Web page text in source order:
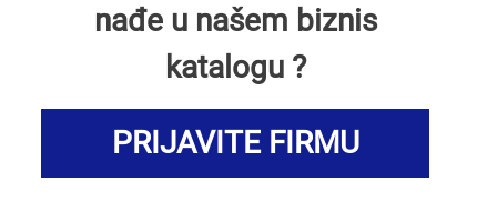
nađe u našem biznis
katalogu ?
PRIJAVITE FIRMU